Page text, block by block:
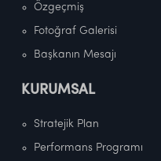
Özgeçmiş
Fotoğraf Galerisi
Başkanın Mesajı
KURUMSAL
Stratejik Plan
Performans Programı